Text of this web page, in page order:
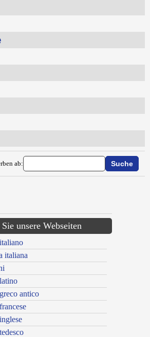
ab:
unsere Webseiten
italiana
antico